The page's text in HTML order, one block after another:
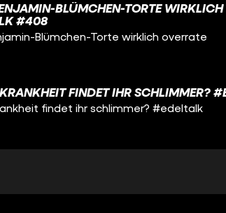
BLÜMCHEN-TORTE WIRKLICH
#408
Blümchen-Torte wirklich overrate
FINDET IHR SCHLIMMER?
findet ihr schlimmer? #edeltalk
eine neue Folge Edeltalk für